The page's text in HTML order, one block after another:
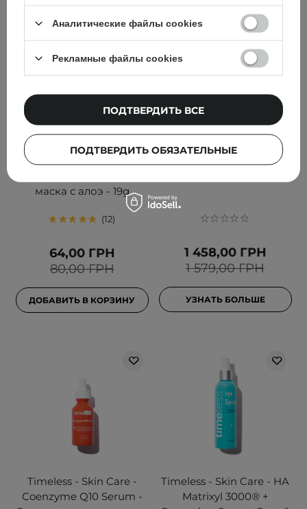
АКЦИЯ
Missha - Airy Fit Sheet
Mask - Aloe -
маска с алоэ - 19g
12
80,00 ГРН
64,00 ГРН
ДОБАВИТЬ В КОРЗИНУ
В НАБОРЕ ДЕШЕВЛЕ
HairTry - Набор «Let It
Calm»
1 579,00 ГРН
1 458,00 ГРН
УЗНАТЬ БОЛЬШЕ
Timeless - Skin Care -
Coenzyme Q10 Serum -
Timeless - Skin Care - HA
Matrixyl 3000® +
Аналитические файлы cookies
Рекламные файлы cookies
ПОДТВЕРДИТЬ ОБЯЗАТЕЛЬНЫЕ
ПОДТВЕРДИТЬ ВСЕ